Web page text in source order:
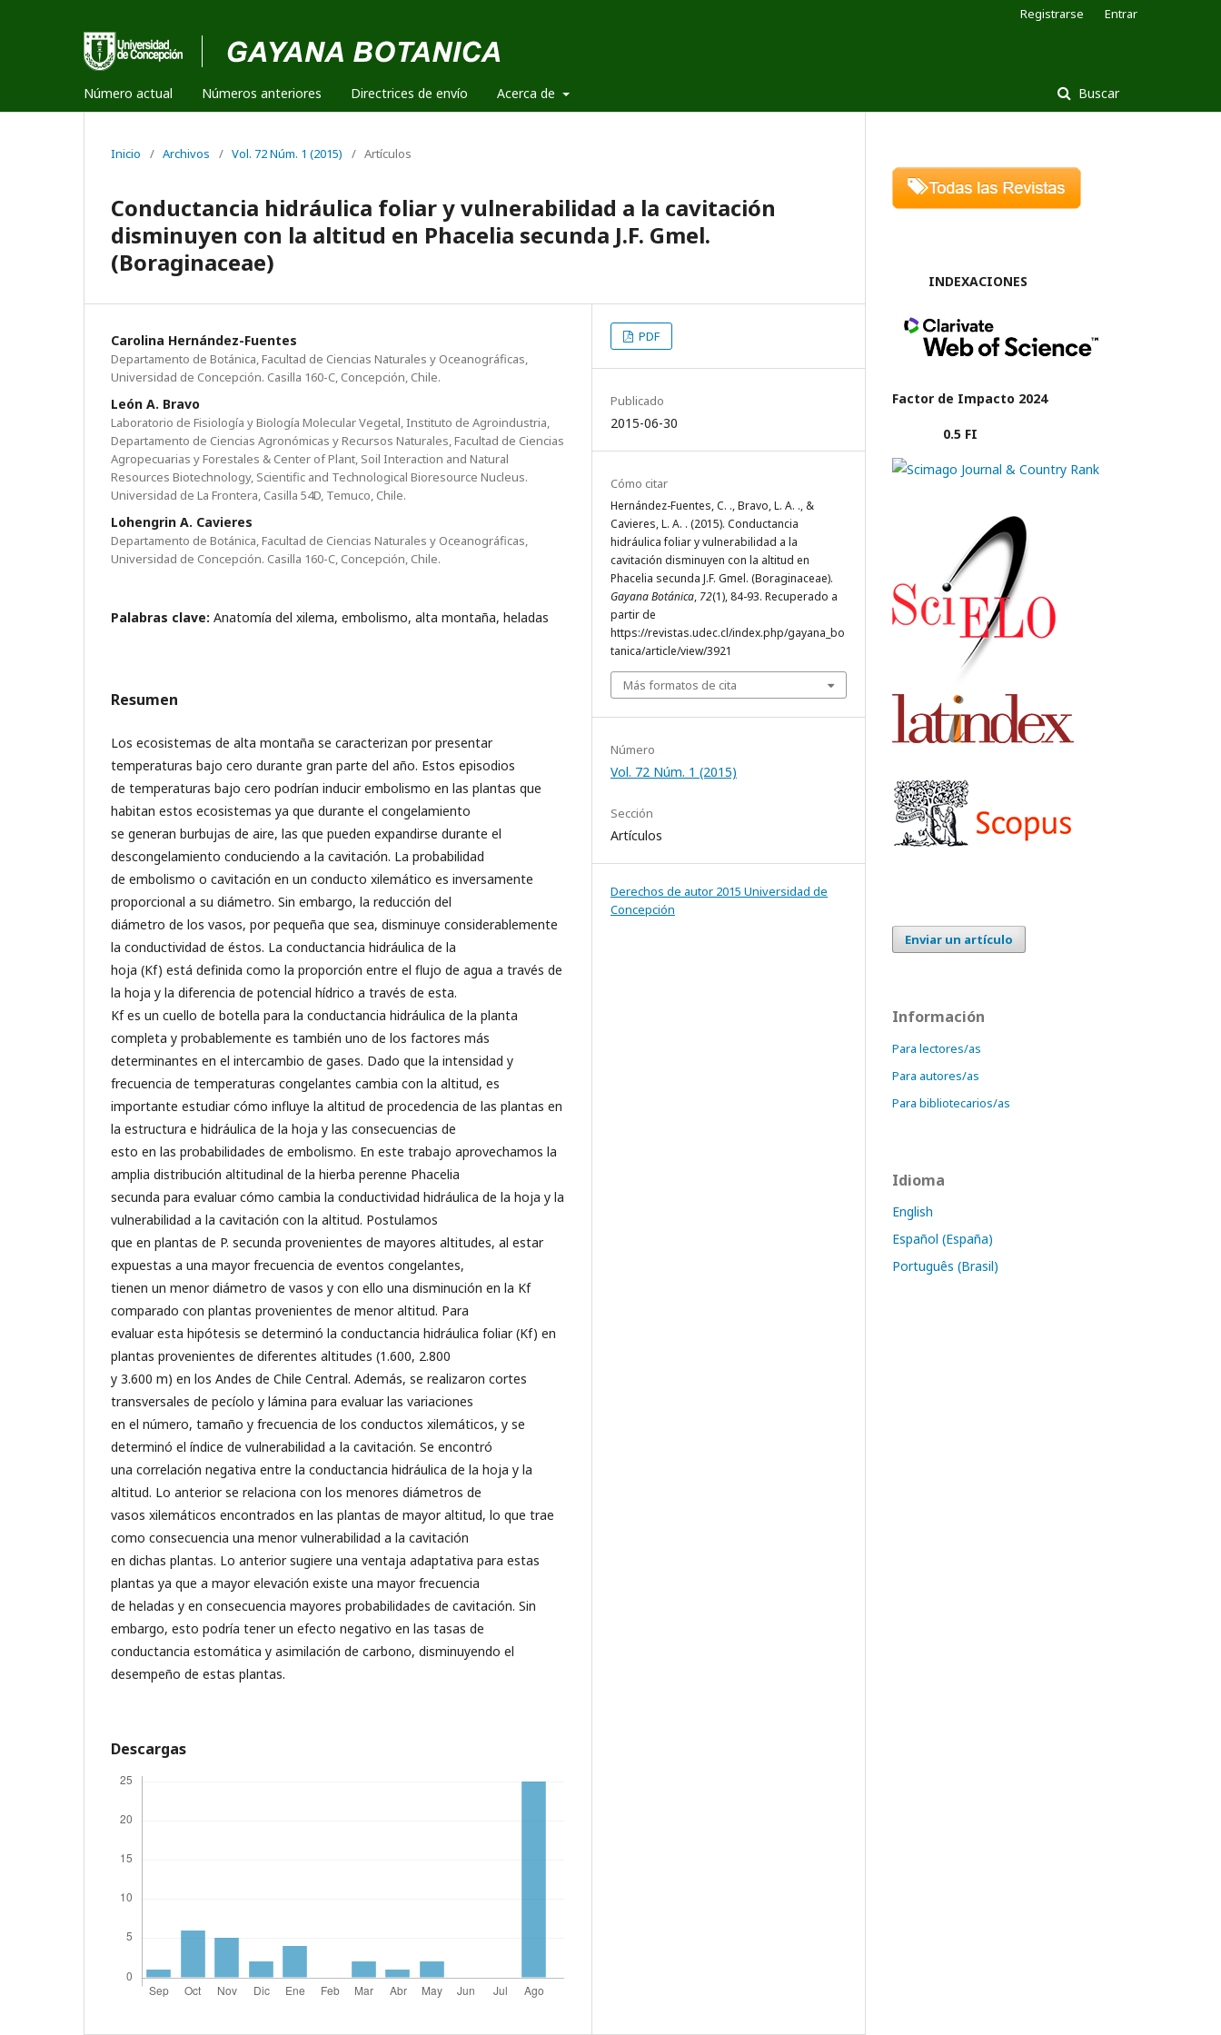
Número actual Números anteriores Directrices de envío Acerca de Buscar
Registrarse Entrar
Inicio / Archivos / Vol. 72 Núm. 1 (2015) / Artículos
Conductancia hidráulica foliar y vulnerabilidad a la cavitación
disminuyen con la altitud en Phacelia secunda J.F. Gmel.
(Boraginaceae)
Carolina Hernández-Fuentes
Departamento de Botánica, Facultad de Ciencias Naturales y Oceanográficas,
Universidad de Concepción. Casilla 160-C, Concepción, Chile.
León A. Bravo
Laboratorio de Fisiología y Biología Molecular Vegetal, Instituto de Agroindustria,
Departamento de Ciencias Agronómicas y Recursos Naturales, Facultad de Ciencias
Agropecuarias y Forestales & Center of Plant, Soil Interaction and Natural
Resources Biotechnology, Scientific and Technological Bioresource Nucleus.
Universidad de La Frontera, Casilla 54D, Temuco, Chile.
Lohengrin A. Cavieres
Departamento de Botánica, Facultad de Ciencias Naturales y Oceanográficas,
Universidad de Concepción. Casilla 160-C, Concepción, Chile.
Palabras clave: Anatomía del xilema, embolismo, alta montaña, heladas
Resumen
Los ecosistemas de alta montaña se caracterizan por presentar
temperaturas bajo cero durante gran parte del año. Estos episodios
de temperaturas bajo cero podrían inducir embolismo en las plantas que
habitan estos ecosistemas ya que durante el congelamiento
se generan burbujas de aire, las que pueden expandirse durante el
descongelamiento conduciendo a la cavitación. La probabilidad
de embolismo o cavitación en un conducto xilemático es inversamente
proporcional a su diámetro. Sin embargo, la reducción del
diámetro de los vasos, por pequeña que sea, disminuye considerablemente
la conductividad de éstos. La conductancia hidráulica de la
hoja (Kf) está definida como la proporción entre el flujo de agua a través de
la hoja y la diferencia de potencial hídrico a través de esta.
Kf es un cuello de botella para la conductancia hidráulica de la planta
completa y probablemente es también uno de los factores más
determinantes en el intercambio de gases. Dado que la intensidad y
frecuencia de temperaturas congelantes cambia con la altitud, es
importante estudiar cómo influye la altitud de procedencia de las plantas en
la estructura e hidráulica de la hoja y las consecuencias de
esto en las probabilidades de embolismo. En este trabajo aprovechamos la
amplia distribución altitudinal de la hierba perenne Phacelia
secunda para evaluar cómo cambia la conductividad hidráulica de la hoja y la
vulnerabilidad a la cavitación con la altitud. Postulamos
que en plantas de P. secunda provenientes de mayores altitudes, al estar
expuestas a una mayor frecuencia de eventos congelantes,
tienen un menor diámetro de vasos y con ello una disminución en la Kf
comparado con plantas provenientes de menor altitud. Para
evaluar esta hipótesis se determinó la conductancia hidráulica foliar (Kf) en
plantas provenientes de diferentes altitudes (1.600, 2.800
y 3.600 m) en los Andes de Chile Central. Además, se realizaron cortes
transversales de pecíolo y lámina para evaluar las variaciones
en el número, tamaño y frecuencia de los conductos xilemáticos, y se
determinó el índice de vulnerabilidad a la cavitación. Se encontró
una correlación negativa entre la conductancia hidráulica de la hoja y la
altitud. Lo anterior se relaciona con los menores diámetros de
vasos xilemáticos encontrados en las plantas de mayor altitud, lo que trae
como consecuencia una menor vulnerabilidad a la cavitación
en dichas plantas. Lo anterior sugiere una ventaja adaptativa para estas
plantas ya que a mayor elevación existe una mayor frecuencia
de heladas y en consecuencia mayores probabilidades de cavitación. Sin
embargo, esto podría tener un efecto negativo en las tasas de
conductancia estomática y asimilación de carbono, disminuyendo el
desempeño de estas plantas.
Descargas
PDF
Publicado
2015-06-30
Cómo citar
Hernández-Fuentes, C. ., Bravo, L. A. ., &
Cavieres, L. A. . (2015). Conductancia
hidráulica foliar y vulnerabilidad a la
cavitación disminuyen con la altitud en
Phacelia secunda J.F. Gmel. (Boraginaceae).
Gayana Botánica, 72(1), 84-93. Recuperado a
partir de
https://revistas.udec.cl/index.php/gayana_bo
tanica/article/view/3921
Más formatos de cita
Número
Vol. 72 Núm. 1 (2015)
Sección
Artículos
Derechos de autor 2015 Universidad de
Concepción
INDEXACIONES
Factor de Impacto 2024
0.5 FI
Enviar un artículo
Información
Para lectores/as
Para autores/as
Para bibliotecarios/as
Idioma
English
Español (España)
Português (Brasil)